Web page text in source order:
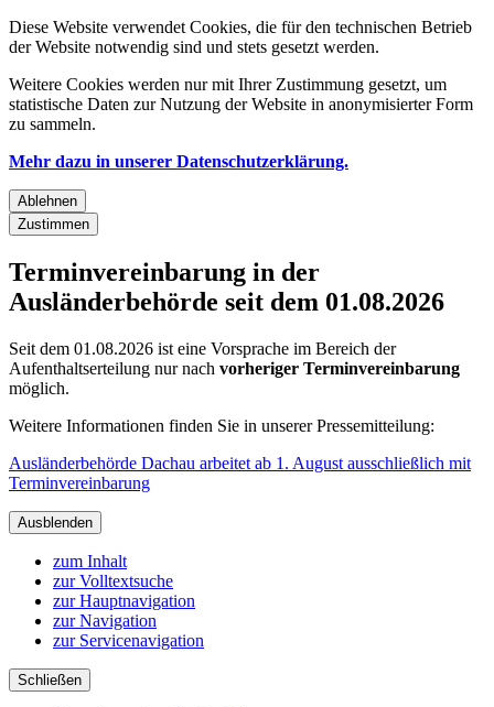
Diese Website verwendet Cookies, die für den technischen Betrieb
der Website notwendig sind und stets gesetzt werden.
Weitere Cookies werden nur mit Ihrer Zustimmung gesetzt, um
statistische Daten zur Nutzung der Website in anonymisierter Form
zu sammeln.
Mehr dazu in unserer Datenschutzerklärung.
Ablehnen
Zustimmen
Terminvereinbarung in der
Ausländerbehörde seit dem 01.08.2026
Seit dem 01.08.2026 ist eine Vorsprache im Bereich der
Aufenthaltserteilung nur nach vorheriger Terminvereinbarung
möglich.
Weitere Informationen finden Sie in unserer Pressemitteilung:
Ausländerbehörde Dachau arbeitet ab 1. August ausschließlich mit
Terminvereinbarung
Ausblenden
zum Inhalt
zur Volltextsuche
zur Hauptnavigation
zur Navigation
zur Servicenavigation
Schließen